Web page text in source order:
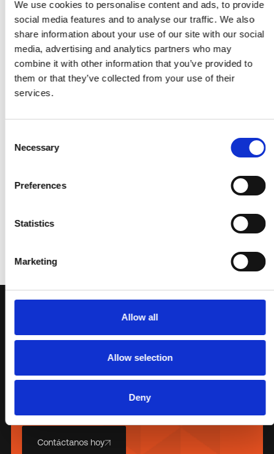
We use cookies to personalise content and ads, to provide
social media features and to analyse our traffic. We also
share information about your use of our site with our social
media, advertising and analytics partners who may
combine it with other information that you’ve provided to
them or that they’ve collected from your use of their
services.
Selection
Necessary
Preferences
Statistics
Marketing
Allow all
Allow selection
Deny
Flexxible® FlexxAgent obtiene el estatus de
gestión inteligente de endpoints, ha anunciado hoy que
Solicita una reunión
personalizada con nuestro
equipo
Descubre hoy mismo cómo las soluciones de Flexxible
trabajan para ti
Contáctanos hoy